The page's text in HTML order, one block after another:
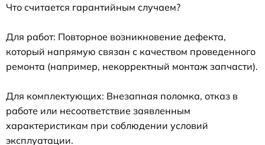
Что считается гарантийным случаем?
Для работ: Повторное возникновение дефекта,
который напрямую связан с качеством проведенного
ремонта (например, некорректный монтаж запчасти).
Для комплектующих: Внезапная поломка, отказ в
работе или несоответствие заявленным
характеристикам при соблюдении условий
эксплуатации.